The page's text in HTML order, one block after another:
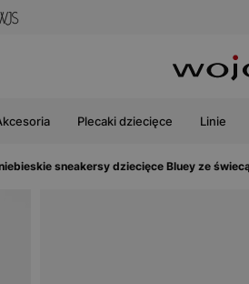
Plecaki dziecięce Linie
sneakersy dziecięce Bluey ze